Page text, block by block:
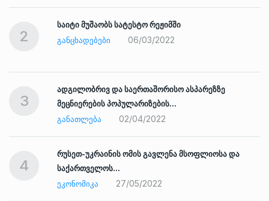
2
საიტი მუშაობს სატესტო რეჟიმში
ᲒᲐᲜᲪᲮᲐᲓᲔᲑᲔᲑᲘ
06/03/2022
3
ადგილობრივ და საერთაშორისო ასპარეზზე
მეცნიერების პოპულარიზების…
ᲒᲐᲜᲐᲗᲚᲔᲑᲐ
02/04/2022
4
რუსეთ-უკრაინის ომის გავლენა მსოფლიოსა და
საქართველოს…
ᲔᲙᲝᲜᲝᲛᲘᲙᲐ
27/05/2022